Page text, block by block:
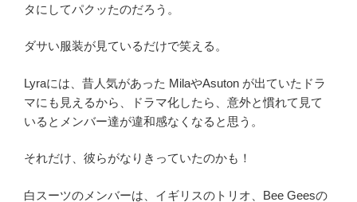
タにしてパクッたのだろう。
ダサい服装が見ているだけで笑える。
Lyraには、昔人気があった MilaやAsuton が出ていたドラ
マにも見えるから、ドラマ化したら、意外と慣れて見て
いるとメンバー達が違和感なくなると思う。
それだけ、彼らがなりきっていたのかも！
白スーツのメンバーは、イギリスのトリオ、Bee Geesの